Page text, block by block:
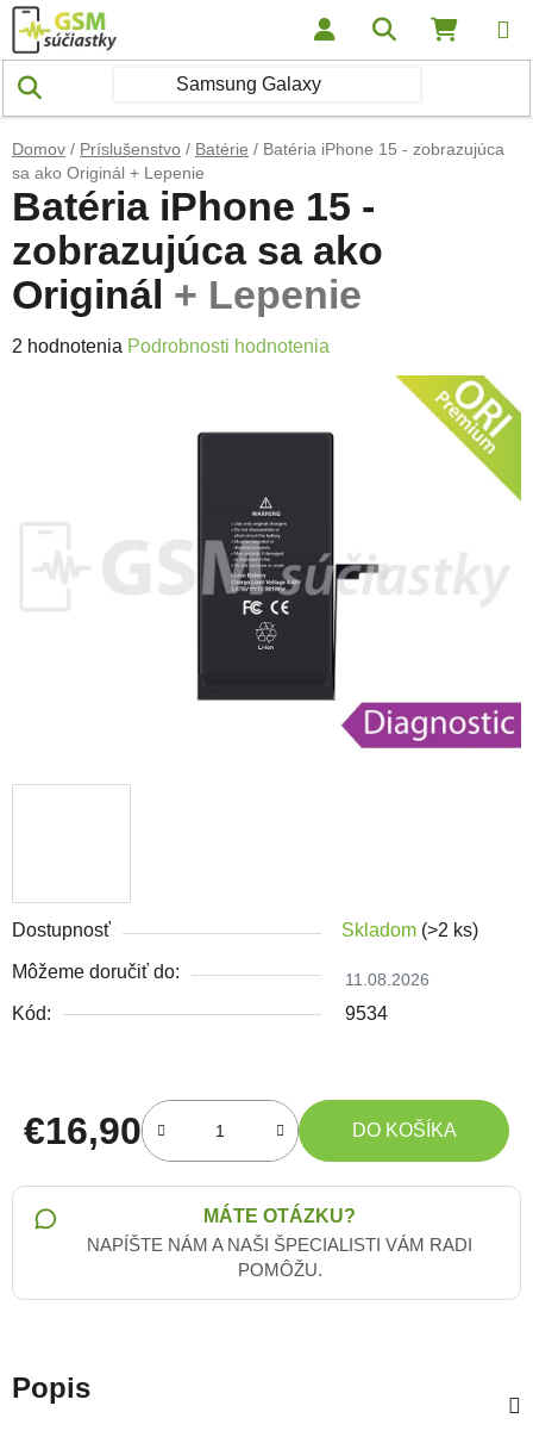
Prejsť na obsah Hľadať
Domov / Príslušenstvo / Batérie / Batéria iPhone 15 - zobrazujúca
sa ako Originál + Lepenie
Dostupnosť Skladom (>2 ks)
Môžeme doručiť do: 11.08.2026
Kód: 9534
€16,90
Jednotková cena:
DO KOŠÍKA
MÁTE OTÁZKU?
NAPÍŠTE NÁM A NAŠI ŠPECIALISTI VÁM RADI
POMÔŽU.
Batéria iPhone 15 -
zobrazujúca sa ako
Originál + Lepenie
Priemerné hodnotenie produktu je 5,0 z 5 hviezdičiek.
2 hodnotenia Podrobnosti hodnotenia
Popis